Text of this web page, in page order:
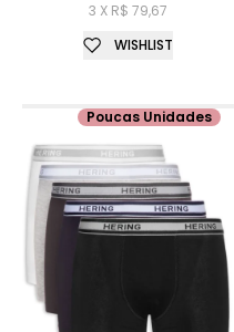
3 X R$ 79,67
WISHLIST
Poucas Unidades